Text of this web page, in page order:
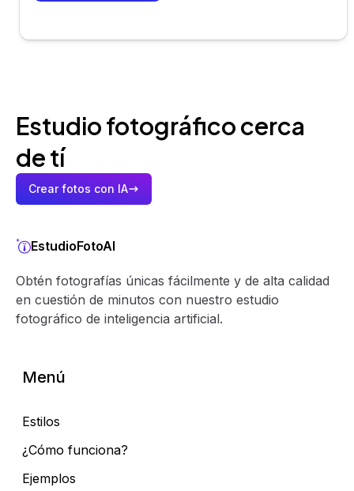
Estudio fotográfico cerca
de tí
Crear fotos con IA
EstudioFotoAI
Obtén fotografías únicas fácilmente y de alta calidad
en cuestión de minutos con nuestro estudio
fotográfico de inteligencia artificial.
Menú
Estilos
¿Cómo funciona?
Ejemplos